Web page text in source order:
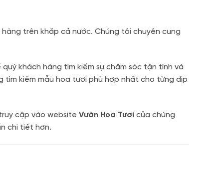
trên khắp cả nước. Chúng tôi chuyên cung
khách hàng tìm kiếm sự chăm sóc tận tình và
tìm kiếm mẫu hoa tươi phù hợp nhất cho từng dịp
cập vào website Vườn Hoa Tươi của chúng
chi tiết hơn.